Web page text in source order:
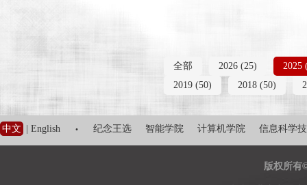
全部 2026 (25)
2025
2019 (50)
2018 (50)
中文 English · 纪念王选 智能学院 计算机学院 信息科学
版权所有